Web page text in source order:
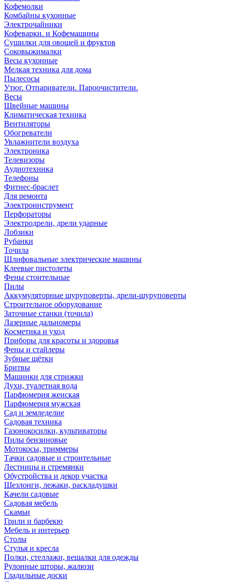
Кофемолки
Комбайны кухонные
Электрочайники
Кофеварки. и Кофемашины
Сушилки для овощей и фруктов
Соковыжималки
Весы кухонные
Мелкая техника для дома
Пылесосы
Утюг. Отпариватели. Пароочистители.
Весы
Швейные машины
Климатическая техника
Вентиляторы
Обогреватели
Увлажнители воздуха
Электроника
Телевизоры
Аудиотехника
Телефоны
Фитнес-браслет
Для ремонта
Электроинструмент
Перфораторы
Электродрели, дрели ударные
Лобзики
Рубанки
Точила
Шлифовальные электрические машины
Клеевые пистолеты
Фены стоительные
Пилы
Аккумуляторные шуруповерты, дрели-шуруповерты
Строительное оборудование
Заточные станки (точила)
Лазерные дальномеры
Косметика и уход
Приборы для красоты и здоровья
Фены и стайлеры
Зубные щётки
Бритвы
Машинки для стрижки
Духи, туалетная вода
Парфюмерия женская
Парфюмерия мужская
Сад и земледелие
Садовая техника
Газонокосилки, культиваторы
Пилы бензиновые
Мотокосы, триммеры
Тачки садовые и строительные
Лестницы и стремянки
Обустройства и декор участка
Шезлонги, лежаки, раскладушки
Качели садовые
Садовая мебель
Скамьи
Грили и барбекю
Мебель и интерьер
Столы
Стулья и кресла
Полки, стеллажи, вешалки для одежды
Рулонные шторы, жалюзи
Гладильные доски